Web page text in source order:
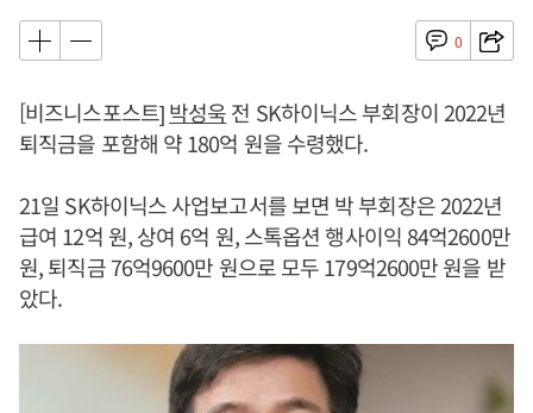
0
[비즈니스포스트]박성욱전 SK하이닉스 부회장이 2022년
퇴직금을 포함해 약 180억 원을 수령했다.
21일 SK하이닉스 사업보고서를 보면 박 부회장은 2022년
급여 12억 원, 상여 6억 원, 스톡옵션 행사이익 84억2600만
원, 퇴직금 76억9600만 원으로 모두 179억2600만 원을 받
았다.